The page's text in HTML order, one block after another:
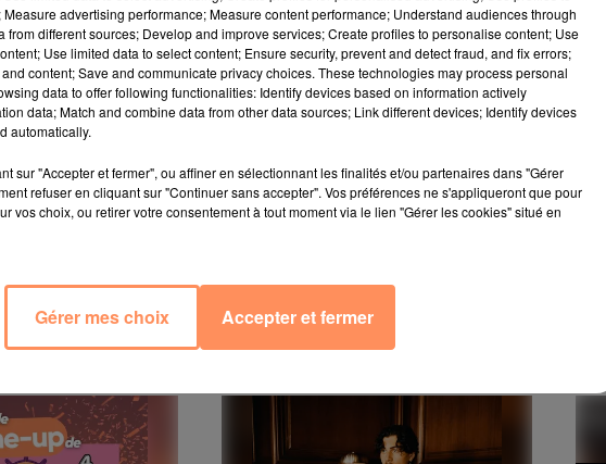
pour l'avant-première marseillaise.
Corti et Jean-François Perrone. La sortie nationale
de cookies que vous avez exprimé. Si vous
en cliquant sur le bouton ci-dessous.
advertising performance; Measure content performance; Understand audiences through
from different sources; Develop and improve services; Create profiles to personalise content; Use
Use limited data to select content; Ensure security, prevent and detect fraud, and fix errors;
content; Save and communicate privacy choices. These technologies may process personal
data to offer following functionalities: Identify devices based on information actively
data; Match and combine data from other data sources; Link different devices; Identify devices
automatically.
sur "Accepter et fermer", ou affiner en sélectionnant les finalités et/ou partenaires dans "Gérer
refuser en cliquant sur "Continuer sans accepter". Vos préférences ne s'appliqueront que pour
vos choix, ou retirer votre consentement à tout moment via le lien "Gérer les cookies" situé en
Gérer mes choix Accepter et fermer